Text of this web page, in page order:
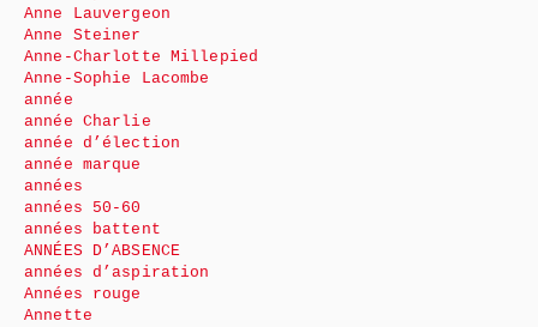
Anne Lauvergeon
Anne Steiner
Anne-Charlotte Millepied
Anne-Sophie Lacombe
année
année Charlie
année d’élection
année marque
années
années 50-60
années battent
ANNÉES D’ABSENCE
années d’aspiration
Années rouge
Annette